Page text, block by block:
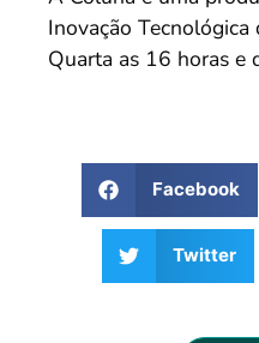
Inovação
Quarta as 16 horas e
Facebook
Twitter